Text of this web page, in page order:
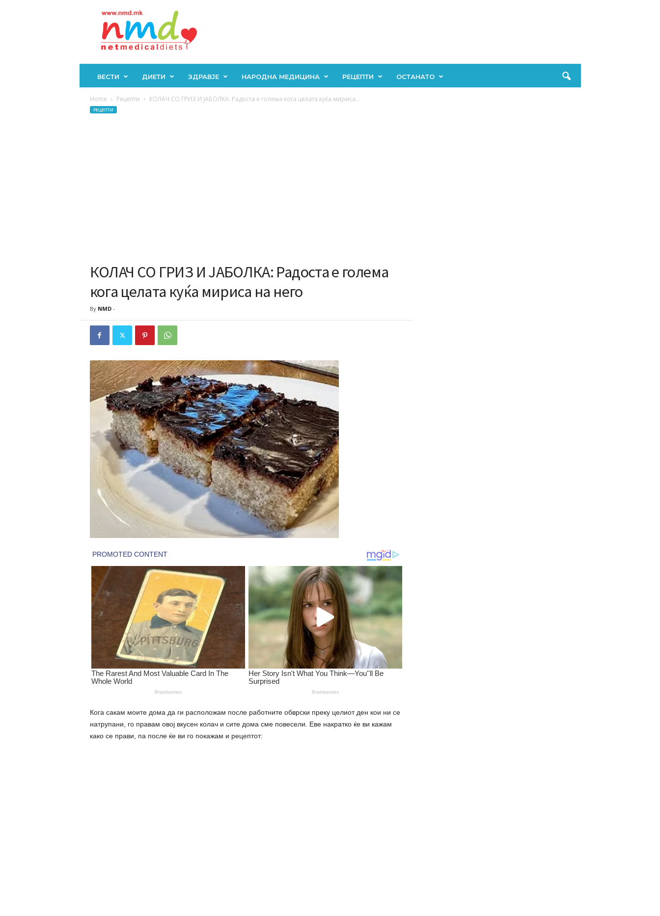
ВЕСТИ ДИЕТИ ЗДРАВЈЕ НАРОДНА МЕДИЦИНА РЕЦЕПТИ ОСТАНАТО
Home Рецепти КОЛАЧ СО ГРИЗ И ЈАБОЛКА: Радоста е голема кога целата куќа мириса...
РЕЦЕПТИ
КОЛАЧ СО ГРИЗ И ЈАБОЛКА: Радоста е голема
кога целата куќа мириса на него
By NMD-
Кога сакам моите дома да ги расположам после работните обврски преку целиот ден кои ни се
натрупани, го правам овој вкусен колач и сите дома сме повесели. Еве накратко ќе ви кажам
како се прави, па после ќе ви го покажам и рецептот: